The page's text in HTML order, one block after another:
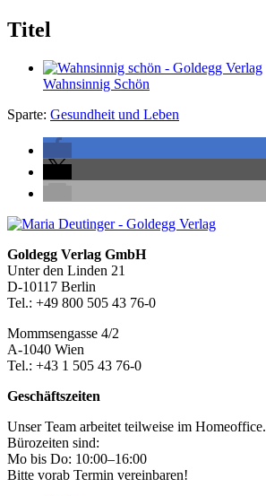
Titel
Wahnsinnig Schön
Sparte: Gesundheit und Leben
Seitenleiste
Footer-
Section
Goldegg Verlag GmbH
Unter den Linden 21
D-10117 Berlin
Tel.: +49 800 505 43 76-0
Mommsengasse 4/2
A-1040 Wien
Tel.: +43 1 505 43 76-0
Geschäftszeiten
Unser Team arbeitet teilweise im Homeoffice.
Bürozeiten sind:
Mo bis Do: 10:00–16:00
Bitte vorab Termin vereinbaren!